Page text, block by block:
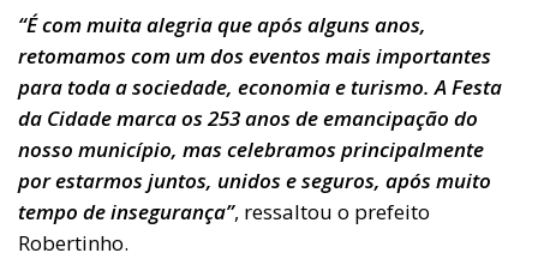
“É com muita alegria que após alguns anos,
retomamos com um dos eventos mais importantes
para toda a sociedade, economia e turismo. A Festa
da Cidade marca os 253 anos de emancipação do
nosso município, mas celebramos principalmente
por estarmos juntos, unidos e seguros, após muito
tempo de insegurança”, ressaltou o prefeito
Robertinho.